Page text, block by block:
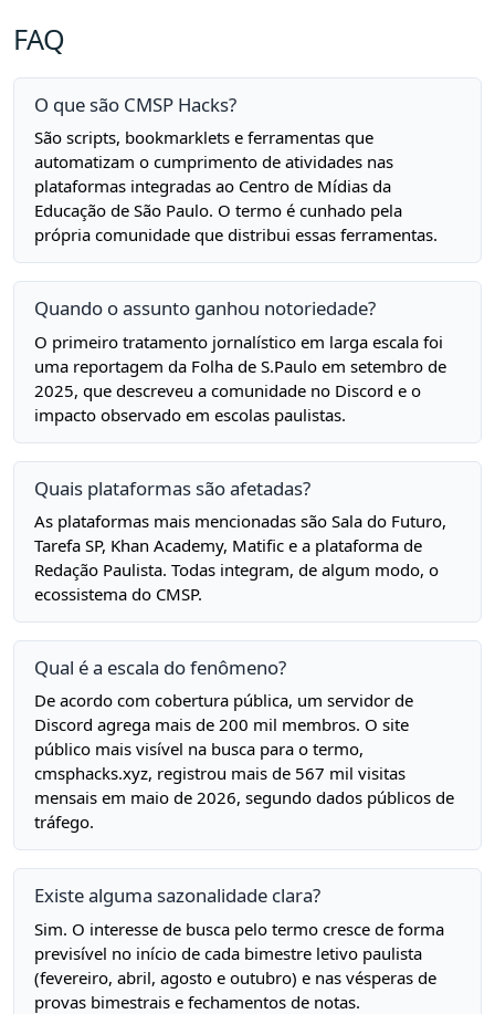
FAQ
O que são CMSP Hacks?
São scripts, bookmarklets e ferramentas que
automatizam o cumprimento de atividades nas
plataformas integradas ao Centro de Mídias da
Educação de São Paulo. O termo é cunhado pela
própria comunidade que distribui essas ferramentas.
Quando o assunto ganhou notoriedade?
O primeiro tratamento jornalístico em larga escala foi
uma reportagem da Folha de S.Paulo em setembro de
2025, que descreveu a comunidade no Discord e o
impacto observado em escolas paulistas.
Quais plataformas são afetadas?
As plataformas mais mencionadas são Sala do Futuro,
Tarefa SP, Khan Academy, Matific e a plataforma de
Redação Paulista. Todas integram, de algum modo, o
ecossistema do CMSP.
Qual é a escala do fenômeno?
De acordo com cobertura pública, um servidor de
Discord agrega mais de 200 mil membros. O site
público mais visível na busca para o termo,
cmsphacks.xyz, registrou mais de 567 mil visitas
mensais em maio de 2026, segundo dados públicos de
tráfego.
Existe alguma sazonalidade clara?
Sim. O interesse de busca pelo termo cresce de forma
previsível no início de cada bimestre letivo paulista
(fevereiro, abril, agosto e outubro) e nas vésperas de
provas bimestrais e fechamentos de notas.